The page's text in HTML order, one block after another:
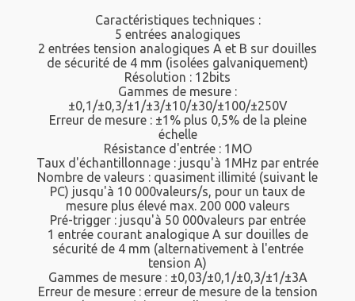
Caractéristiques techniques :
5 entrées analogiques
2 entrées tension analogiques A et B sur douilles
de sécurité de 4 mm (isolées galvaniquement)
Résolution : 12bits
Gammes de mesure :
±0,1/±0,3/±1/±3/±10/±30/±100/±250V
Erreur de mesure : ±1% plus 0,5% de la pleine
échelle
Résistance d'entrée : 1MO
Taux d'échantillonnage : jusqu'à 1MHz par entrée
Nombre de valeurs : quasiment illimité (suivant le
PC) jusqu'à 10 000valeurs/s, pour un taux de
mesure plus élevé max. 200 000 valeurs
Pré-trigger : jusqu'à 50 000valeurs par entrée
1 entrée courant analogique A sur douilles de
sécurité de 4 mm (alternativement à l'entrée
tension A)
Gammes de mesure : ±0,03/±0,1/±0,3/±1/±3A
Erreur de mesure : erreur de mesure de la tension